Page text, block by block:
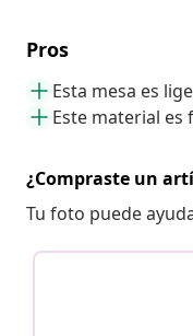
Pros
Esta mesa es
Este material es
¿Compraste un
Tu foto puede